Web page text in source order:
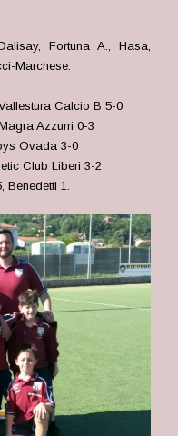
Fortuna A., Hasa,
Marchese.
Calcio B 5-0
Azzurri 0-3
Ovada 3-0
Club Liberi 3-2
Benedetti 1.